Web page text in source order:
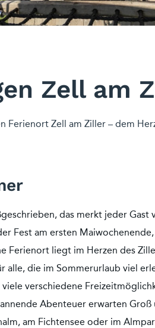
Zell am
Ferienort Zell am Ziller – dem
das merkt jeder Gast
Fest am ersten Maiwochenende,
Ferienort liegt im Herzen des
alle, die im Sommerurlaub viel
verschiedene
Abenteuer erwarten Groß
am Fichtensee oder im